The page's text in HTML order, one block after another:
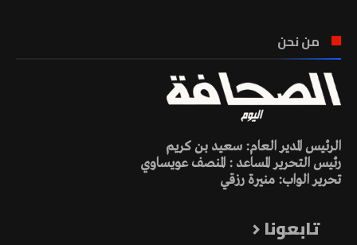
من نحن
الرئيس المدير العام: سعيد بن كريم
رئيس التحرير المساعد : المنصف عويساوي
تحرير الواب: منيرة رزقي
تابعونا